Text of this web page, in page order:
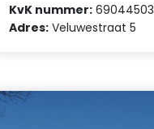
KvK nummer: 69044503
Adres: Veluwestraat 5